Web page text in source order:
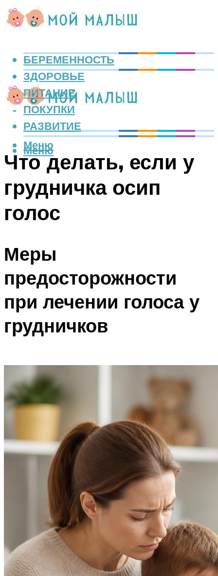
БЕРЕМЕННОСТЬ
ЗДОРОВЬЕ
ПИТАНИЕ
ПОКУПКИ
РАЗВИТИЕ
Меню
Меню
Что делать, если у
грудничка осип
голос
Меры
предосторожности
при лечении голоса у
грудничков